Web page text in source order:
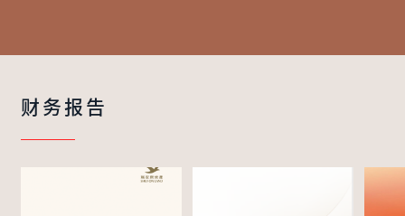
财务报告